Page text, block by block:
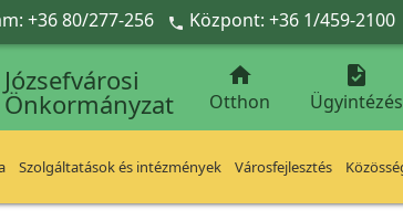
+36 80/277-256  Központ: +36 1/459-2100
Józsefvárosi
Önkormányzat

Otthon

Ügyintézés
Szolgáltatások és intézmények Városfejlesztés